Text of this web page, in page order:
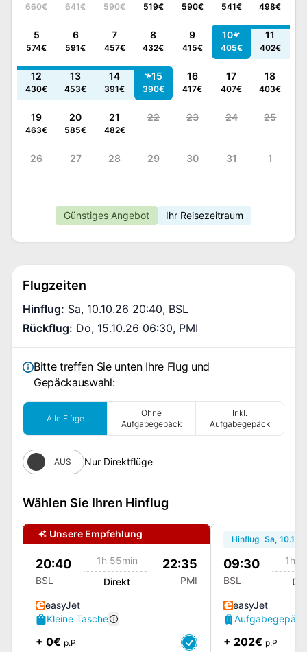
660€ 641€ 590€ 519€ 590€ 541€ 498€
5
574€
6
591€
7
457€
8
432€
9
415€
10
405€
11
402€
12
430€
13
453€
14
391€
15
390€
16
417€
17
407€
18
403€
19
463€
20
585€
21
482€
22 23 24 25
26 27 28 29 30 31 1
Günstiges Angebot Ihr Reisezeitraum
Flugzeiten
Hinflug: Sa, 10.10.26 20:40, BSL
Rückflug: Do, 15.10.26 06:30, PMI
Bitte treffen Sie unten Ihre Flug und
Gepäckauswahl:
Alle Flüge
Ohne
Aufgabegepäck
Inkl.
Aufgabegepäck
AUS Nur Direktflüge
Wählen Sie Ihren Hinflug
Unsere Empfehlung
20:40
BSL
1h 55min
Direkt
22:35
PMI
easyJet
Kleine Tasche
+ 0€ p.P
Hinflug Sa,
09:30
BSL
1h
easyJet
Aufgabegepäck
+ 202€ p.P